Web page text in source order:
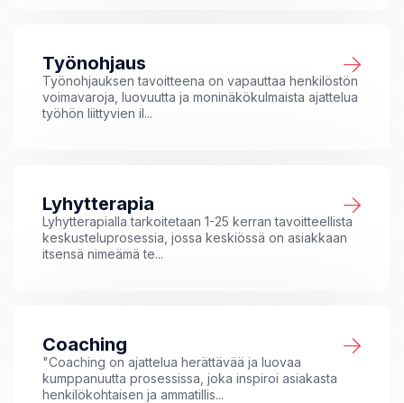
Työnohjaus
Työnohjauksen tavoitteena on vapauttaa henkilöstön
voimavaroja, luovuutta ja moninäkökulmaista ajattelua
työhön liittyvien il...
Lyhytterapia
Lyhytterapialla tarkoitetaan 1-25 kerran tavoitteellista
keskusteluprosessia, jossa keskiössä on asiakkaan
itsensä nimeämä te...
Coaching
"Coaching on ajattelua herättävää ja luovaa
kumppanuutta prosessissa, joka inspiroi asiakasta
henkilökohtaisen ja ammatillis...